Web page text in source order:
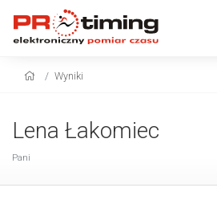
Wyniki
Lena Łakomiec
Pani